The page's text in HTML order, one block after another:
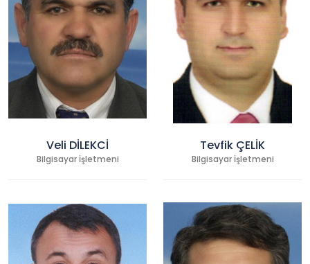
Veli DİLEKCİ
Bilgisayar İşletmeni
Tevfik ÇELİK
Bilgisayar İşletmeni